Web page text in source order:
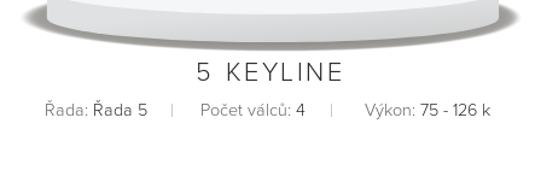
5 KEYLINE
Řada: Řada 5 Počet válců: 4 Výkon: 75 - 126 k